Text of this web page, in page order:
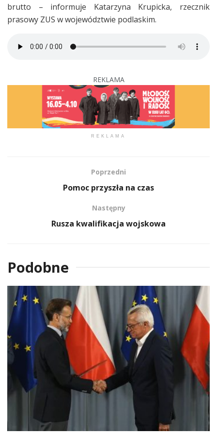
brutto – informuje Katarzyna Krupicka, rzecznik
prasowy ZUS w województwie podlaskim.
REKLAMA
REKLAMA
Poprzedni
Pomoc przyszła na czas
Następny
Rusza kwalifikacja wojskowa
Podobne